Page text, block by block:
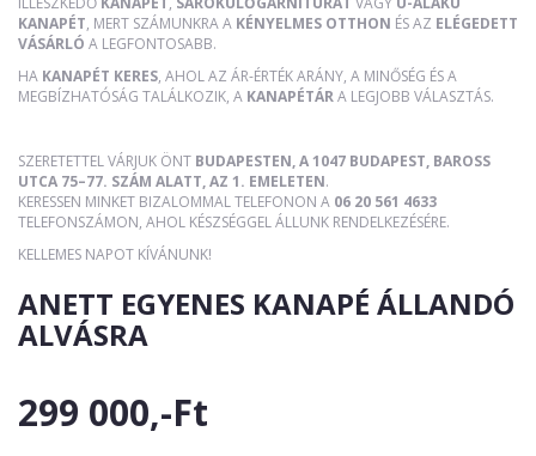
KANAPÉT, MERT SZÁMUNKRA A KÉNYELMES OTTHON ÉS AZ ELÉGEDETT
VÁSÁRLÓ A LEGFONTOSABB.
HA KANAPÉT KERES, AHOL AZ ÁR-ÉRTÉK ARÁNY, A MINŐSÉG ÉS A
MEGBÍZHATÓSÁG TALÁLKOZIK, A KANAPÉTÁRA LEGJOBB VÁLASZTÁS.
SZERETETTEL VÁRJUK ÖNT BUDAPESTEN, A 1047 BUDAPEST, BAROSS
UTCA 75–77. SZÁM ALATT, AZ 1. EMELETEN.
KERESSEN MINKET BIZALOMMAL TELEFONON A 06 20 561 4633
TELEFONSZÁMON, AHOL KÉSZSÉGGEL ÁLLUNK RENDELKEZÉSÉRE.
KELLEMES NAPOT KÍVÁNUNK!
ANETT EGYENES KANAPÉ ÁLLANDÓ
ALVÁSRA
299 000,-Ft